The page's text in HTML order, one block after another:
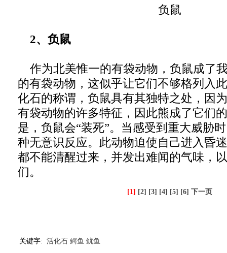
负鼠
2、负鼠
作为北美惟一的有袋动物，负鼠成了
的有袋动物，这似乎让它们不够格列入
化石的称谓，负鼠具有其独特之处，因
有袋动物的许多特征，因此熊成了它们
是，负鼠会“装死”。当感受到重大威胁
种无意识反应。此动物迫使自己进入昏
都不能清醒过来，并发出难闻的气味，
们。
[1] [2] [3] [4] [5] [6] 下一页
关键字: 活化石 鳄鱼 鱿鱼